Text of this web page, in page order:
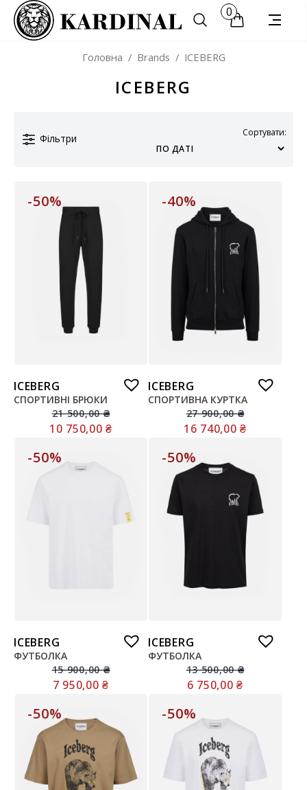
0
Головна / Brands / ICEBERG
ICEBERG
Фільтри Сортувати:
-50%
ICEBERG
СПОРТИВНІ БРЮКИ
21 500,00₴
10 750,00₴
-40%
ICEBERG
СПОРТИВНА КУРТКА
27 900,00₴
16 740,00₴
-50%
ICEBERG
ФУТБОЛКА
15 900,00₴
7 950,00₴
-50%
ICEBERG
ФУТБОЛКА
13 500,00₴
6 750,00₴
-50% -50%